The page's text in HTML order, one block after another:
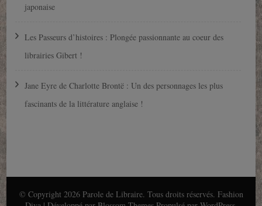
japonaise
Les Passeurs d’histoires : Plongée passionnante au coeur des
librairies Gibert !
Jane Eyre de Charlotte Brontë : Un des personnages les plus
fascinants de la littérature anglaise !
© Copyright 2026 Parole de Libraire. Tous droits réservés. Fashion